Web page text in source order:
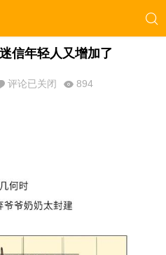
信年轻人又增加了
评论已关闭 894